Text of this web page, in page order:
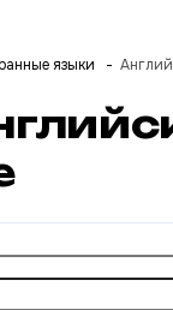
языки